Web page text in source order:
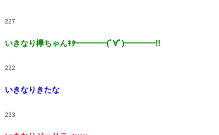
227
いきなり欅ちゃんｷﾀ━━━━(ﾟ∀ﾟ)━━━━!!
232
いきなりきたな
233